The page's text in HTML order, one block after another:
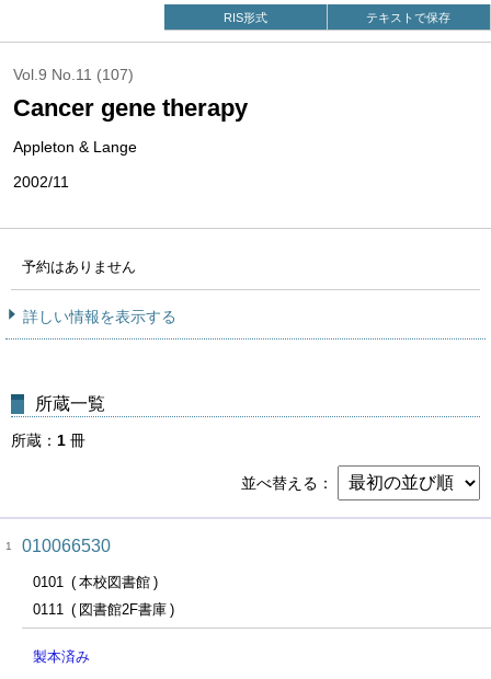
RIS形式 テキストで保存
Vol.9 No.11 (107)
Cancer gene therapy
Appleton & Lange
2002/11
予約はありません
詳しい情報を表示する
所蔵一覧
所蔵 1 冊
並べ替える
1 010066530
0101
本校図書館
0111
図書館2F書庫
製本済み